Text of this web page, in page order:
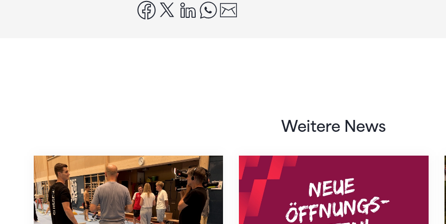
facebook
x linkedinwhatsapp
Weitere News
Mit klaren Zielen nach Zagreb Neue Empfangszeiten ab 1. August 2026